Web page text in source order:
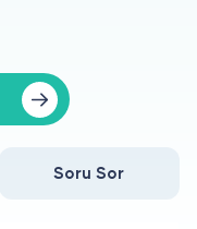
Soru Sor